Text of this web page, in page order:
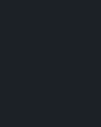
ณหัวเราะไม่หยุด กับ
และ Hiroko ที่ต่างก็มี